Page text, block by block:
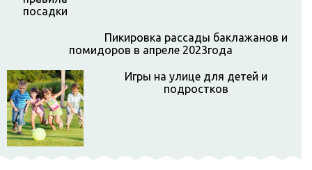
Пикировка рассады баклажанов и
помидоров в апреле 2023года
Игры на улице для детей и
подростков